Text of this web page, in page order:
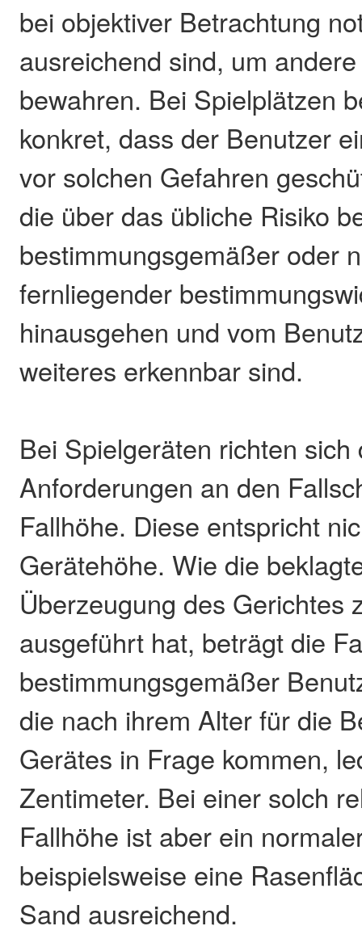
bei objektiver Betrachtung
ausreichend sind, um
bewahren. Bei Spielplätzen
konkret, dass der Benutzer
vor solchen Gefahren
die über das übliche Risiko
bestimmungsgemäßer oder
fernliegender
hinausgehen und vom
weiteres erkennbar sind.
Bei Spielgeräten richten sich
Anforderungen an den
Fallhöhe. Diese entspricht
Gerätehöhe. Wie die
Überzeugung des Gerichtes
ausgeführt hat, beträgt die
bestimmungsgemäßer
die nach ihrem Alter für die
Gerätes in Frage kommen,
Zentimeter. Bei einer solch
Fallhöhe ist aber ein
beispielsweise eine
Sand ausreichend.